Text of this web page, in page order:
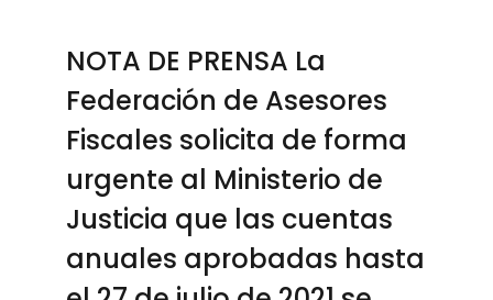
NOTA DE PRENSA La
Federación de Asesores
Fiscales solicita de forma
urgente al Ministerio de
Justicia que las cuentas
anuales aprobadas hasta